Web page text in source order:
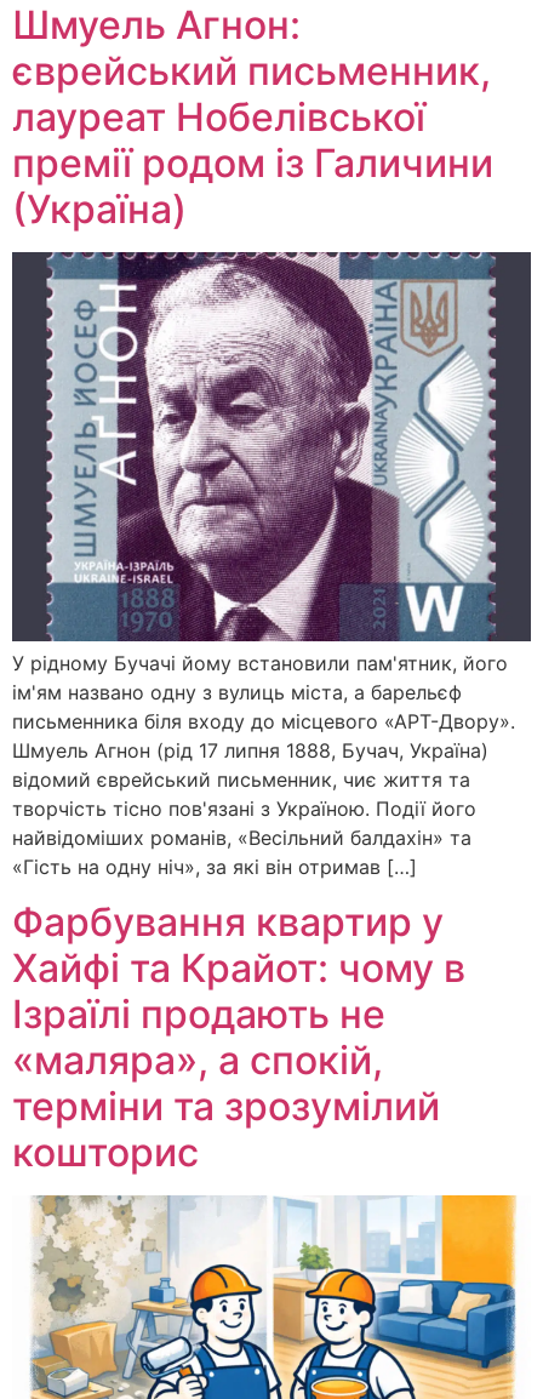
Шмуель Агнон:
єврейський письменник,
лауреат Нобелівської
премії родом із Галичини
(Україна)
У рідному Бучачі йому встановили пам'ятник, його
ім'ям названо одну з вулиць міста, а барельєф
письменника біля входу до місцевого «АРТ-Двору».
Шмуель Агнон (рід 17 липня 1888, Бучач, Україна)
відомий єврейський письменник, чиє життя та
творчість тісно пов'язані з Україною. Події його
найвідоміших романів, «Весільний балдахін» та
«Гість на одну ніч», за які він отримав […]
Фарбування квартир у
Хайфі та Крайот: чому в
Ізраїлі продають не
«маляра», а спокій,
терміни та зрозумілий
кошторис